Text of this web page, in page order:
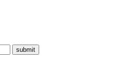
submit